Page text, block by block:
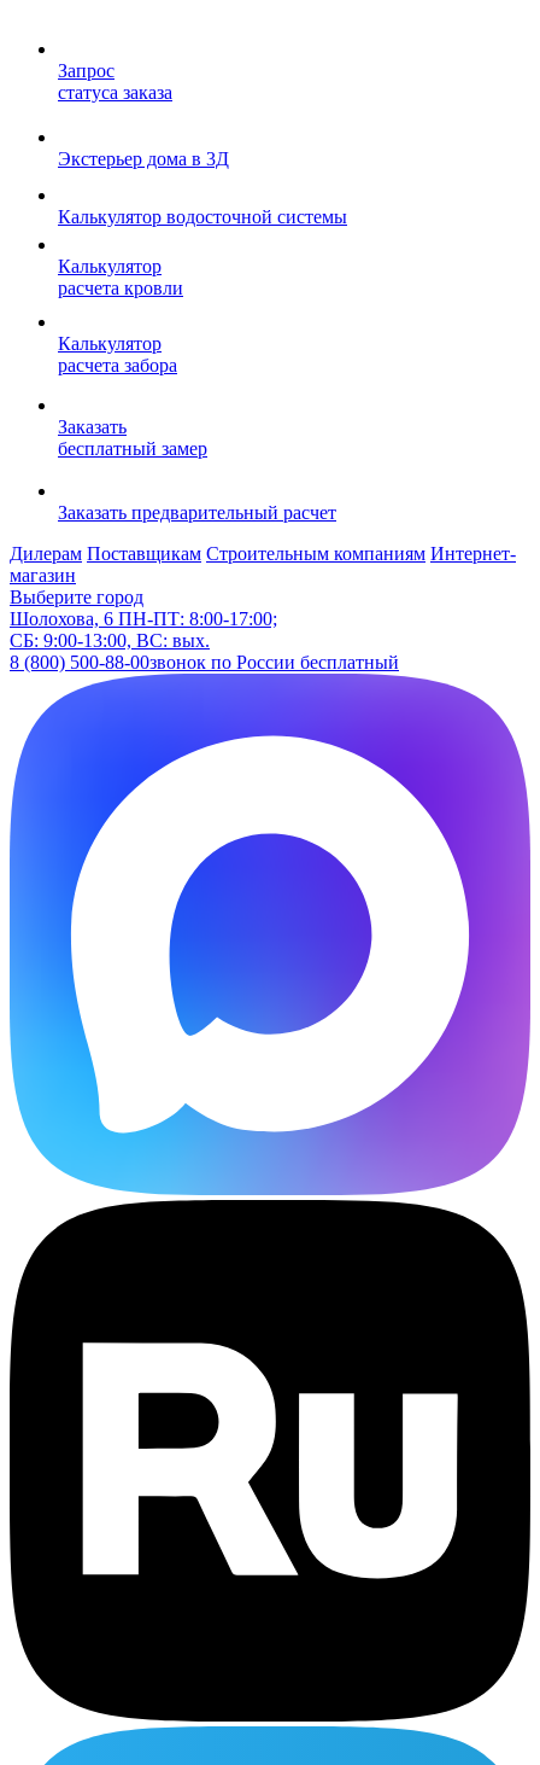
Запрос
статуса заказа
Экстерьер дома в 3Д
Калькулятор водосточной системы
Калькулятор
расчета кровли
Калькулятор
расчета забора
Заказать
бесплатный замер
Заказать предварительный расчет
Дилерам Поставщикам Строительным компаниям Интернет-
магазин
Выберите город
Шолохова, 6 ПН-ПТ: 8:00-17:00;
СБ: 9:00-13:00, ВС: вых.
8 (800) 500-88-00звонок по России бесплатный